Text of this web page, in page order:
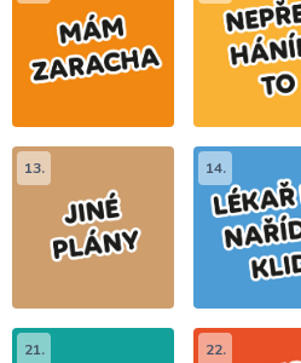
13. 14.
21. 22.